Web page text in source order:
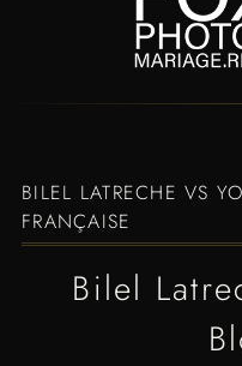
BILEL LATRECHE VS
FRANÇAISE
Bilel